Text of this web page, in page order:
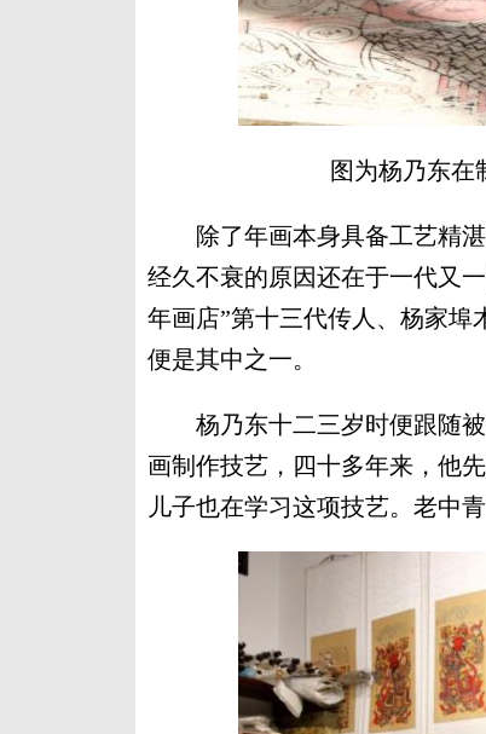
图为杨乃东
除了年画本身具备工艺精湛
经久不衰的原因还在于一代又
年画店”第十三代传人、杨家
便是其中之一。
杨乃东十二三岁时便跟随被
画制作技艺，四十多年来，他
儿子也在学习这项技艺。老中